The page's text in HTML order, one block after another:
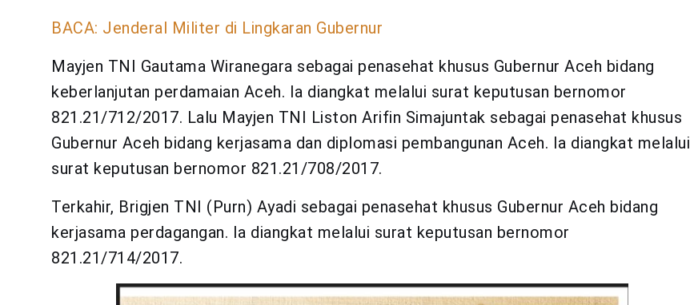
BACA: Jenderal Militer di Lingkaran Gubernur
Mayjen TNI Gautama Wiranegara sebagai penasehat khusus Gubernur Aceh bidang
keberlanjutan perdamaian Aceh. Ia diangkat melalui surat keputusan bernomor
821.21/712/2017. Lalu Mayjen TNI Liston Arifin Simajuntak sebagai penasehat khusus
Gubernur Aceh bidang kerjasama dan diplomasi pembangunan Aceh. Ia diangkat melalui
surat keputusan bernomor 821.21/708/2017.
Terkahir, Brigjen TNI (Purn) Ayadi sebagai penasehat khusus Gubernur Aceh bidang
kerjasama perdagangan. Ia diangkat melalui surat keputusan bernomor
821.21/714/2017.